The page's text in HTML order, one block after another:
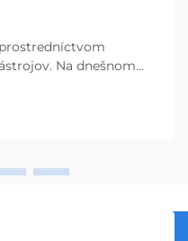
Na dnešnom
týkajúce sa
ziskovosť. Nákup